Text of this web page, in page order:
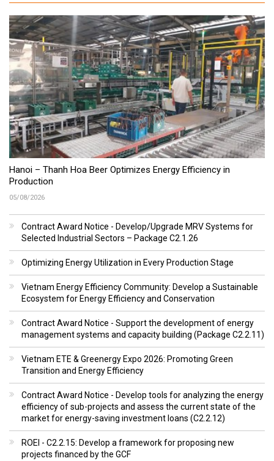
Hanoi – Thanh Hoa Beer Optimizes Energy Efficiency in
Production
05/08/2026
Contract Award Notice - Develop/Upgrade MRV Systems for
Selected Industrial Sectors – Package C2.1.26
Optimizing Energy Utilization in Every Production Stage
Vietnam Energy Efficiency Community: Develop a Sustainable
Ecosystem for Energy Efficiency and Conservation
Contract Award Notice - Support the development of energy
management systems and capacity building (Package C2.2.11)
Vietnam ETE & Greenergy Expo 2026: Promoting Green
Transition and Energy Efficiency
Contract Award Notice - Develop tools for analyzing the energy
efficiency of sub-projects and assess the current state of the
market for energy-saving investment loans (C2.2.12)
ROEI - C2.2.15: Develop a framework for proposing new
projects financed by the GCF